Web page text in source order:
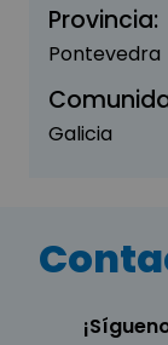
Provincia:
Pontevedra
Galicia